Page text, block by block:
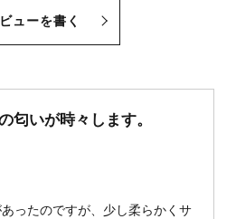
ューを書く
匂いが時々します。
ったのですが、少し柔らかくサ